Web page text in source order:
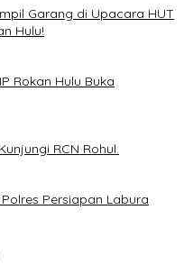
Garang di Upacara HUT
Hulu!
Rokan Hulu Buka
RCN Rohul.
Persiapan Labura